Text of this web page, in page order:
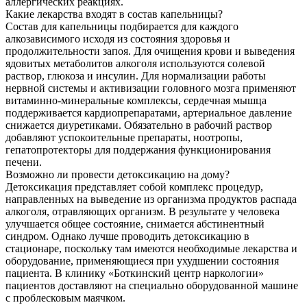
Какие лекарства входят в состав капельницы?
Состав для капельницы подбирается для каждого
алкозависимого исходя из состояния здоровья и
продолжительности запоя. Для очищения крови и выведения
ядовитых метаболитов алкоголя используются солевой
раствор, глюкоза и инсулин. Для нормализации работы
нервной системы и активизации головного мозга применяют
витаминно-минеральные комплексы, сердечная мышца
поддерживается кардиопрепаратами, артериальное давление
снижается диуретиками. Обязательно в рабочий раствор
добавляют успокоительные препараты, ноотропы,
гепатопротекторы для поддержания функционирования
печени.
Возможно ли провести детоксикацию на дому?
Детоксикация представляет собой комплекс процедур,
направленных на выведение из организма продуктов распада
алкоголя, отравляющих организм. В результате у человека
улучшается общее состояние, снимается абстинентный
синдром. Однако лучше проводить детоксикацию в
стационаре, поскольку там имеются необходимые лекарства и
оборудование, применяющиеся при ухудшении состояния
пациента. В клинику «Боткинский центр наркологии»
пациентов доставляют на специально оборудованной машине
с проблесковым маячком.